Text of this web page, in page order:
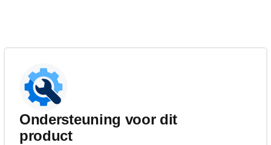
Ondersteuning voor dit
product